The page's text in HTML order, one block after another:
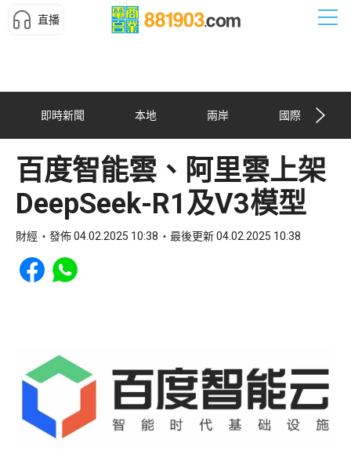
直播
即時新聞 本地 兩岸 國際
百度智能雲、阿里雲上架
DeepSeek-R1及V3模型
財經 發佈 04.02.2025 10:38 最後更新 04.02.2025 10:38
Share to Facebook
Share to WhatsApp